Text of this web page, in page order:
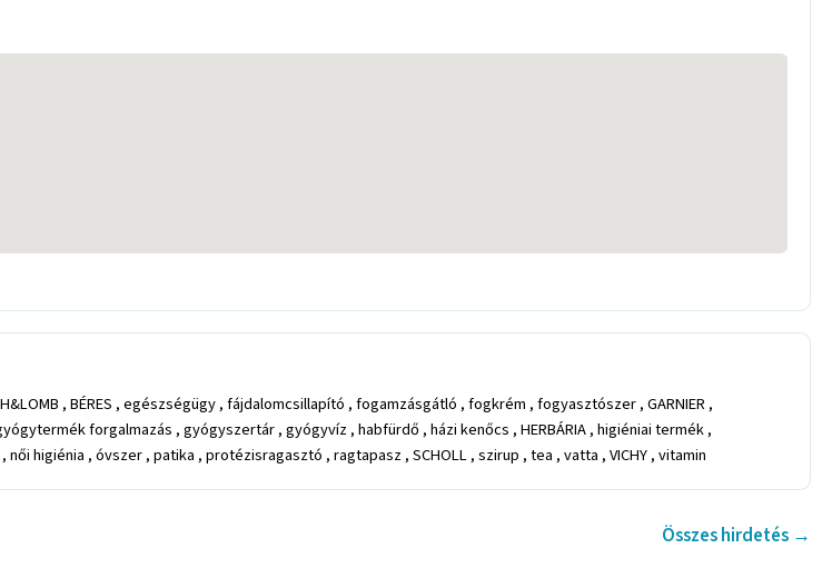
, BÉRES , egészségügy , fájdalomcsillapító , fogamzásgátló , fogkrém , fogyasztószer , GARNIER ,
forgalmazás , gyógyszertár , gyógyvíz , habfürdő , házi kenőcs , HERBÁRIA , higiéniai termék ,
higiénia , óvszer , patika , protézisragasztó , ragtapasz , SCHOLL , szirup , tea , vatta , VICHY , vitamin
Összes hirdetés →